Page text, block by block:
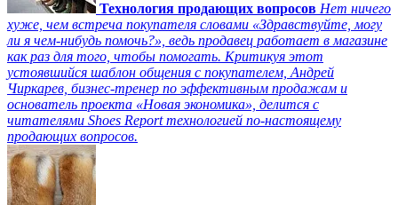
Технология продающих вопросов Нет ничего
хуже, чем встреча покупателя словами «Здравствуйте, могу
ли я чем-нибудь помочь?», ведь продавец работает в магазине
как раз для того, чтобы помогать. Критикуя этот
устоявшийся шаблон общения с покупателем, Андрей
Чиркарев, бизнес-тренер по эффективным продажам и
основатель проекта «Новая экономика», делится с
читателями Shoes Report технологией по-настоящему
продающих вопросов.